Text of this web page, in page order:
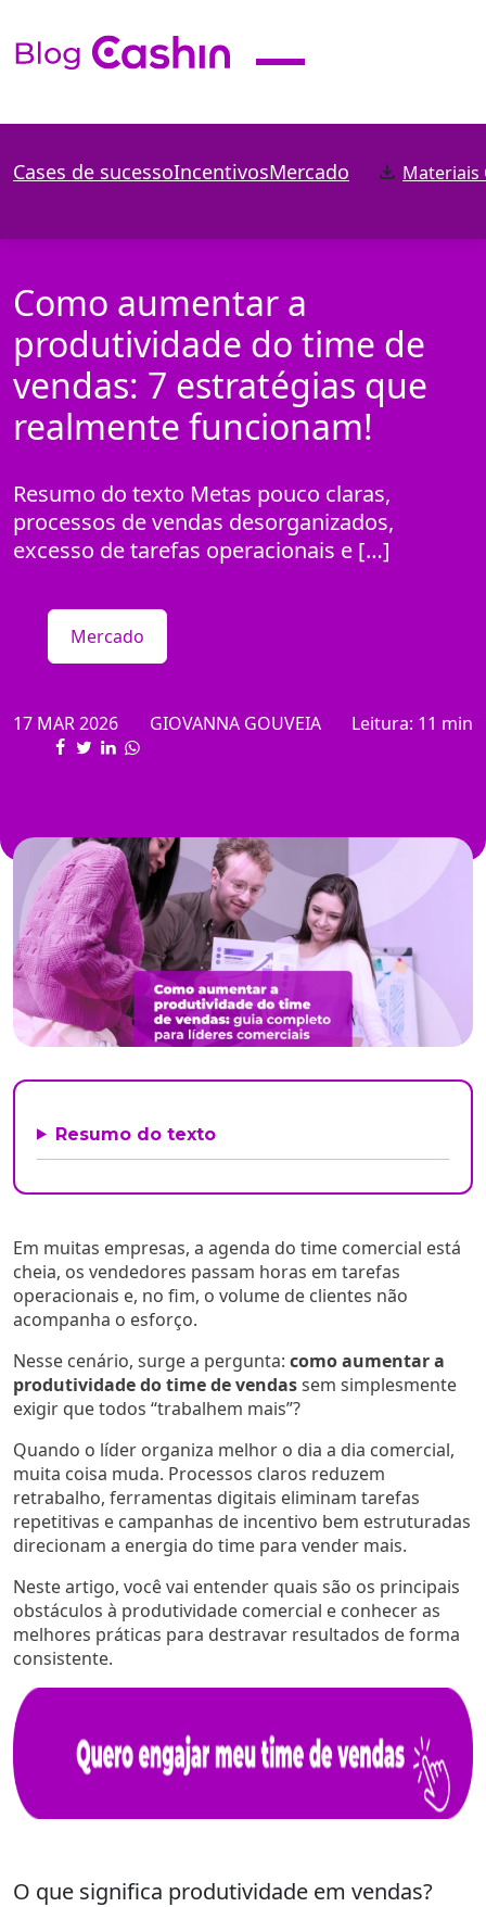
Cases de sucessoIncentivosMercado Materiais
Como aumentar a
produtividade do time de
vendas: 7 estratégias que
realmente funcionam!
Resumo do texto Metas pouco claras,
processos de vendas desorganizados,
excesso de tarefas operacionais e […]
Mercado
17 MAR 2026 GIOVANNA GOUVEIA Leitura: 11 min
Resumo do texto
Em muitas empresas, a agenda do time comercial está
cheia, os vendedores passam horas em tarefas
operacionais e, no fim, o volume de clientes não
acompanha o esforço.
Nesse cenário, surge a pergunta: como aumentar a
produtividade do time de vendassem simplesmente
exigir que todos “trabalhem mais”?
Quando o líder organiza melhor o dia a dia comercial,
muita coisa muda. Processos claros reduzem
retrabalho, ferramentas digitais eliminam tarefas
repetitivas e campanhas de incentivo bem estruturadas
direcionam a energia do time para vender mais.
Neste artigo, você vai entender quais são os principais
obstáculos à produtividade comercial e conhecer as
melhores práticas para destravar resultados de forma
consistente.
O que significa produtividade em vendas?